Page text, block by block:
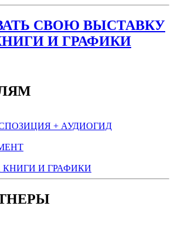
СВОЮ ВЫСТАВКУ
И ГРАФИКИ
+ АУДИОГИД
И ГРАФИКИ